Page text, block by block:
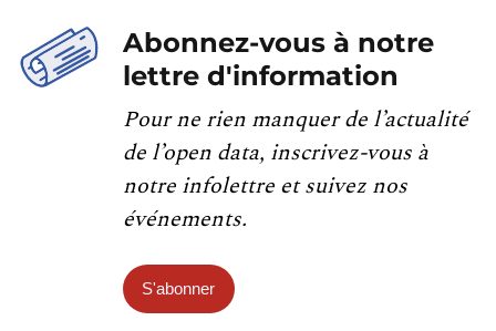
Abonnez-vous à notre
lettre d'information
Pour ne rien manquer de l’actualité
de l’open data, inscrivez-vous à
notre infolettre et suivez nos
événements.
S'abonner